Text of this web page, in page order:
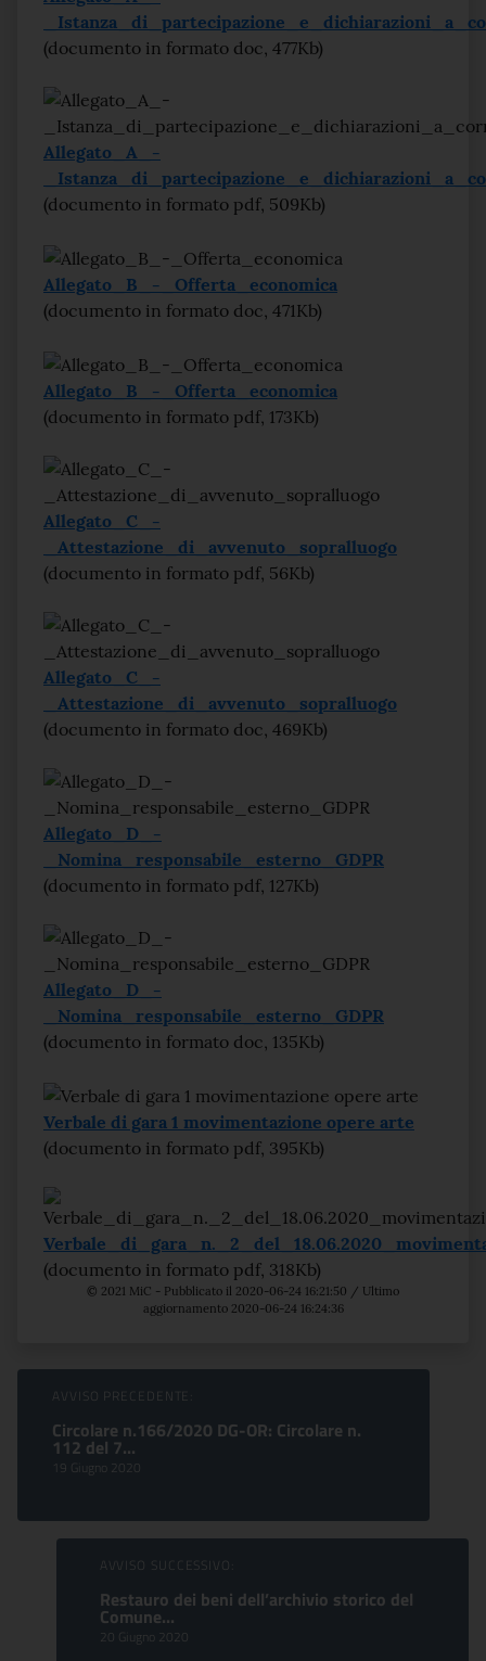
(documento in formato doc, 477Kb)
Allegato_A_-
(documento in formato pdf, 509Kb)
Allegato_B_-_Offerta_economica
(documento in formato doc, 471Kb)
Allegato_B_-_Offerta_economica
(documento in formato pdf, 173Kb)
Allegato_C_-
_Attestazione_di_avvenuto_sopralluogo
(documento in formato pdf, 56Kb)
Allegato_C_-
_Attestazione_di_avvenuto_sopralluogo
(documento in formato doc, 469Kb)
Allegato_D_-
_Nomina_responsabile_esterno_GDPR
(documento in formato pdf, 127Kb)
Allegato_D_-
_Nomina_responsabile_esterno_GDPR
(documento in formato doc, 135Kb)
Verbale di gara 1 movimentazione opere arte
(documento in formato pdf, 395Kb)
(documento in formato pdf, 318Kb)
© 2021 MiC - Pubblicato il 2020-06-24 16:21:50 / Ultimo
aggiornamento 2020-06-24 16:24:36
Sfoglia comunicati
AVVISO PRECEDENTE:
Circolare n.166/2020 DG-OR: Circolare n.
112 del 7...
19 Giugno 2020
AVVISO SUCCESSIVO:
Restauro dei beni dell’archivio storico del
Comune...
20 Giugno 2020